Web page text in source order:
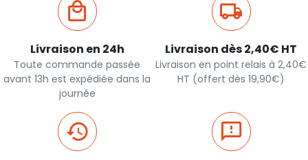
Livraison en 24h
Toute commande passée
avant 13h est expédiée dans la
journée
Livraison dès 2,40€ HT
Livraison en point relais à 2,40€
HT (offert dès 19,90€)